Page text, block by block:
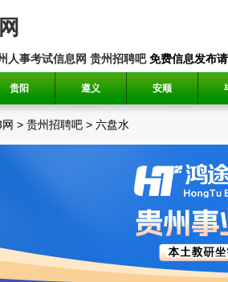
人事考试信息网 贵州招聘吧免费信息发布
贵阳 遵义 安顺
> 贵州招聘吧 > 六盘水